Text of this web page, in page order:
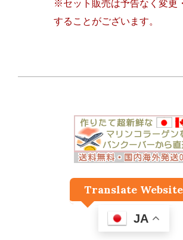
※セット販売は予告なく変更
することがございます。
Translate Website
JA